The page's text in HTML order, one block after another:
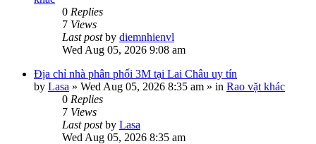
0 Replies
7 Views
Last postby diemnhienvl
Wed Aug 05, 2026 9:08 am
Địa chỉ nhà phân phối 3M tại Lai Châu uy tín
by Lasa » Wed Aug 05, 2026 8:35 am » in Rao vặt khác
0 Replies
7 Views
Last postby Lasa
Wed Aug 05, 2026 8:35 am